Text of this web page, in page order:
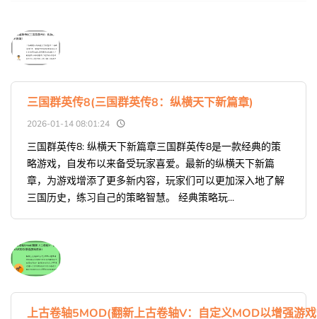
三国群英传8(三国群英传8：纵横天下新篇章)
2026-01-14 08:01:24
三国群英传8: 纵横天下新篇章三国群英传8是一款经典的策
略游戏，自发布以来备受玩家喜爱。最新的纵横天下新篇
章，为游戏增添了更多新内容，玩家们可以更加深入地了解
三国历史，练习自己的策略智慧。 经典策略玩...
上古卷轴5MOD(翻新上古卷轴V：自定义MOD以增强游